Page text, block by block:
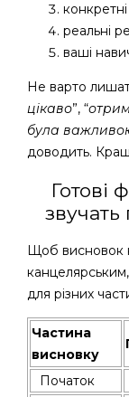
реальні
ваші
Не варто
цікаво”, “
була
доводить.
Готові
Щоб висновок
для різних
Частина
висновку
Початок